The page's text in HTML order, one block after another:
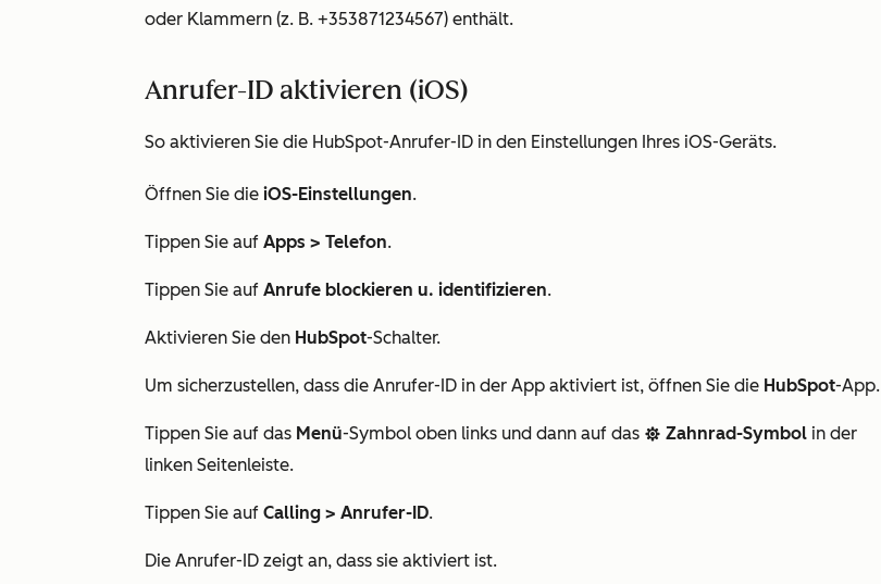
oder Klammern (z. B. +353871234567) enthält.
Anrufer-ID aktivieren (iOS)
So aktivieren Sie die HubSpot-Anrufer-ID in den Einstellungen Ihres iOS-Geräts.
Öffnen Sie die iOS-Einstellungen.
Tippen Sie auf Apps > Telefon.
Tippen Sie auf Anrufe blockieren u. identifizieren.
Aktivieren Sie den HubSpot-Schalter.
Um sicherzustellen, dass die Anrufer-ID in der App aktiviert ist, öffnen Sie die HubSpot-App.
Tippen Sie auf das Menü-Symbol oben links und dann auf das settings Zahnrad-Symbol in der
linken Seitenleiste.
Tippen Sie auf Calling > Anrufer-ID.
Die Anrufer-ID zeigt an, dass sie aktiviert ist.